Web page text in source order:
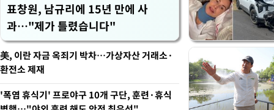
표창원, 남규리에 15년 만에 사
과…"제가 틀렸습니다"
美, 이란 자금 옥죄기 박차…가상자산 거래소·
환전소 제재
'폭염 휴식기' 프로야구 10개 구단, 훈련·휴식